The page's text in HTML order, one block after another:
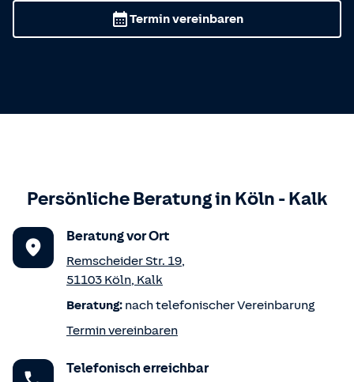
Termin vereinbaren
Persönliche Beratung in Köln -Kalk
Beratung vor Ort
Remscheider Str. 19,
51103 Köln, Kalk
Beratung: nach telefonischer Vereinbarung
Termin vereinbaren
Telefonisch erreichbar